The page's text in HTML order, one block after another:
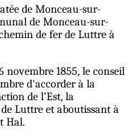
de Monceau-sur-
de Monceau-sur-
de fer de Luttre à
novembre 1855, le conseil
d'accorder à la
de l’Est, la
Luttre et aboutissant à
Hal.